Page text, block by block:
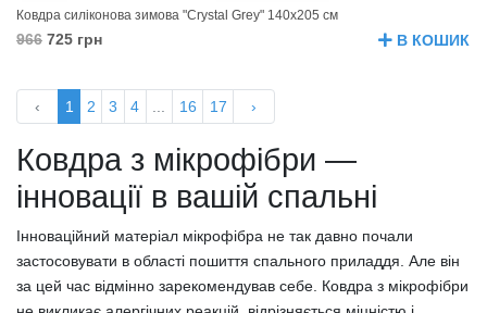
Ковдра силіконова зимова "Crystal Grey" 140х205 см
966 725 грн В КОШИК
‹ 1 2 3 4 16 17 ›
Ковдра з мікрофібри —
інновації в вашій спальні
Інноваційний матеріал мікрофібра не так давно почали
застосовувати в області пошиття спального приладдя. Але він
за цей час відмінно зарекомендував себе. Ковдра з мікрофібри